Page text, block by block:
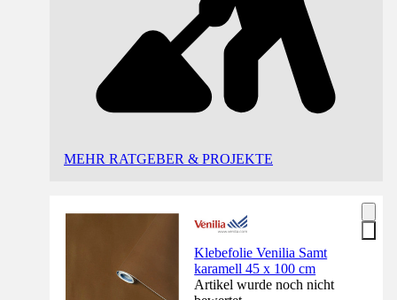
MEHR RATGEBER & PROJEKTE
Klebefolie Venilia Samt
karamell 45 x 100 cm
Artikel wurde noch nicht